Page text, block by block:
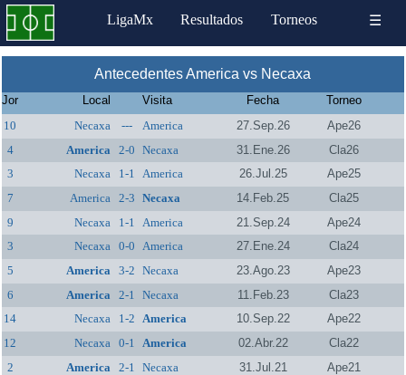
LigaMx Resultados Torneos ☰
Antecedentes America vs Necaxa
Jor Local Visita Fecha
Torneo
10
Necaxa --- America 27.Sep.26
Ape26
4
America 2-0 Necaxa 31.Ene.26
Cla26
3
Necaxa 1-1 America 26.Jul.25
Ape25
7
America 2-3 Necaxa 14.Feb.25
Cla25
9
Necaxa 1-1 America 21.Sep.24
Ape24
3
Necaxa 0-0 America 27.Ene.24
Cla24
5
America 3-2 Necaxa 23.Ago.23
Ape23
6
America 2-1 Necaxa 11.Feb.23
Cla23
14
Necaxa 1-2 America 10.Sep.22
Ape22
12
Necaxa 0-1 America 02.Abr.22
Cla22
2
America 2-1 Necaxa 31.Jul.21
Ape21